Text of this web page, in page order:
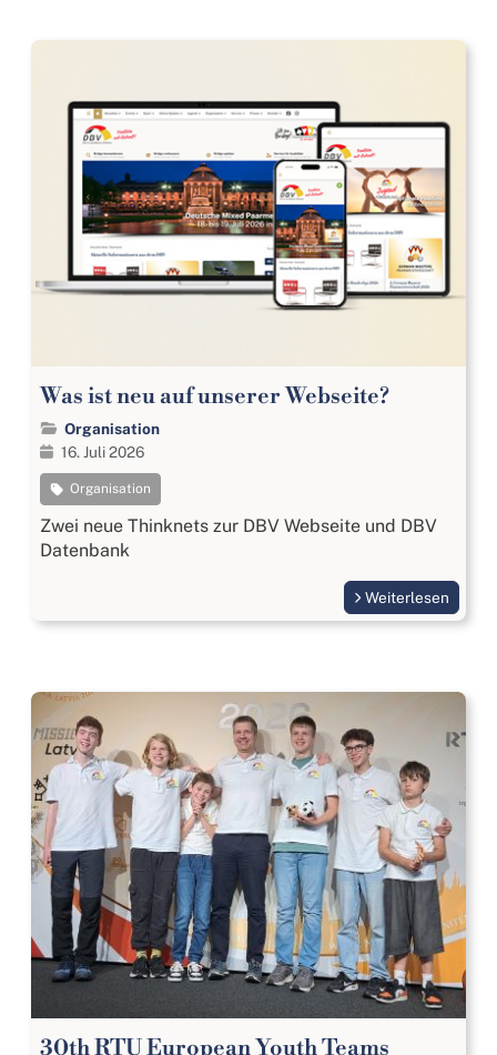
Was ist neu auf unserer Webseite?
Organisation
16. Juli 2026
Organisation
Zwei neue Thinknets zur DBV Webseite und DBV
Datenbank
Weiterlesen
30th RTU European Youth Teams